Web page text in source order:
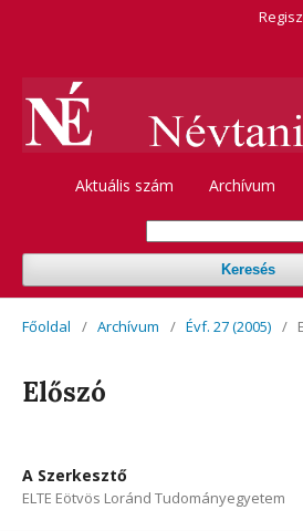
Aktuális szám Archívum
Keresés
Főoldal / Archívum / Évf. 27 (2005) /
Előszó
A Szerkesztő
ELTE Eötvös Loránd Tudományegyetem